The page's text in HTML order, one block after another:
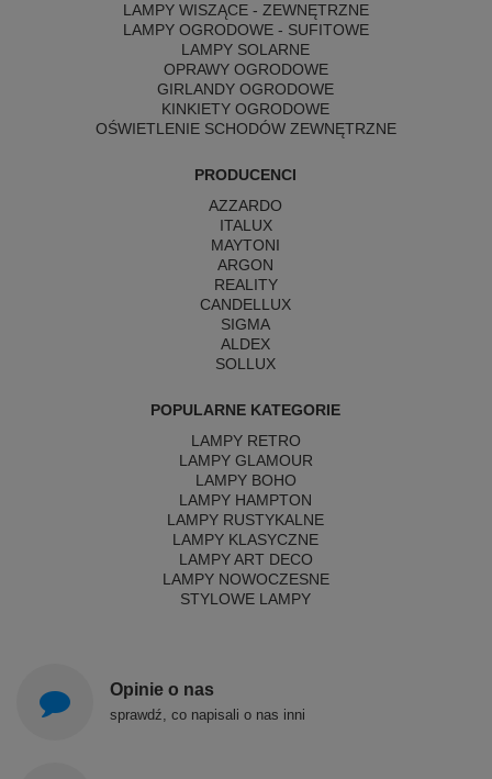
LAMPY WISZĄCE - ZEWNĘTRZNE
LAMPY OGRODOWE - SUFITOWE
LAMPY SOLARNE
OPRAWY OGRODOWE
GIRLANDY OGRODOWE
KINKIETY OGRODOWE
OŚWIETLENIE SCHODÓW ZEWNĘTRZNE
PRODUCENCI
AZZARDO
ITALUX
MAYTONI
ARGON
REALITY
CANDELLUX
SIGMA
ALDEX
SOLLUX
POPULARNE KATEGORIE
LAMPY RETRO
LAMPY GLAMOUR
LAMPY BOHO
LAMPY HAMPTON
LAMPY RUSTYKALNE
LAMPY KLASYCZNE
LAMPY ART DECO
LAMPY NOWOCZESNE
STYLOWE LAMPY
Opinie o nas
sprawdź, co napisali o nas inni